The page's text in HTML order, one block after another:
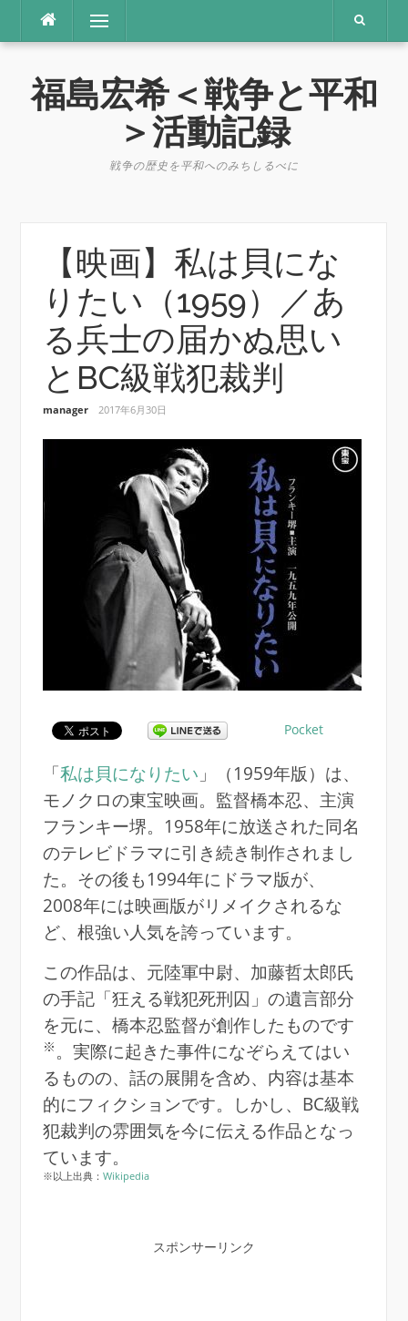
テ
メニュー
福島宏希＜戦争と平和
＞活動記録
戦争の歴史を平和へのみちしるべに
【映画】私は貝にな
りたい（1959）／あ
る兵士の届かぬ思い
とBC級戦犯裁判
manager 2017年6月30日
Pocket
「私は貝になりたい 」（1959年版）は、
モノクロの東宝映画。監督橋本忍、主演
フランキー堺。1958年に放送された同名
のテレビドラマに引き続き制作されまし
た。その後も1994年にドラマ版が、
2008年には映画版がリメイクされるな
ど、根強い人気を誇っています。
この作品は、元陸軍中尉、加藤哲太郎氏
の手記「狂える戦犯死刑囚」の遺言部分
を元に、橋本忍監督が創作したものです
※ 。実際に起きた事件になぞらえてはい
るものの、話の展開を含め、内容は基本
的にフィクションです。しかし、BC級戦
犯裁判の雰囲気を今に伝える作品となっ
ています。
※以上出典： Wikipedia
スポンサーリンク